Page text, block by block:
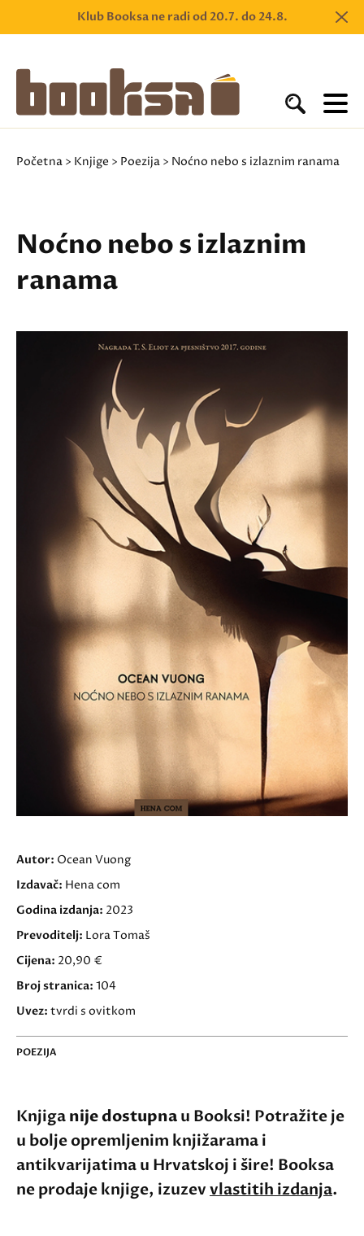
Klub Booksa ne radi od 20.7. do 24.8.
Početna > Knjige > Poezija > Noćno nebo s izlaznim ranama
Noćno nebo s izlaznim
ranama
Autor: Ocean Vuong
Izdavač: Hena com
Godina izdanja: 2023
Prevoditelj: Lora Tomaš
Cijena: 20,90 €
Broj stranica: 104
Uvez: tvrdi s ovitkom
POEZIJA
Knjiganije dostupnau Booksi! Potražite je
u bolje opremljenim knjižarama i
antikvarijatima u Hrvatskoj i šire! Booksa
ne prodaje knjige, izuzevvlastitih izdanja.